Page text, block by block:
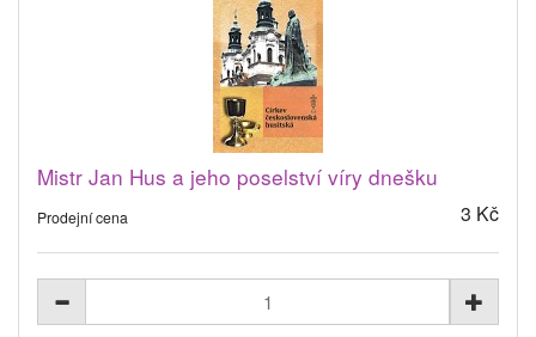
Mistr Jan Hus a jeho poselství víry dnešku
Prodejní cena 3 Kč